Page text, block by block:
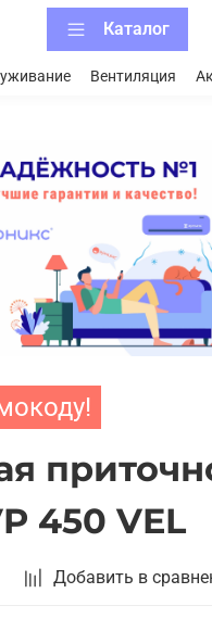
Каталог
Вентиляция
450 VEL
Добавить в